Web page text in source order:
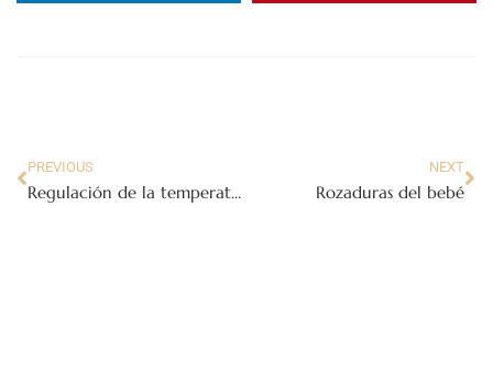
PREVIOUS
Regulación de la temperatura en el bebé recién nacido
NEXT
Rozaduras del bebé